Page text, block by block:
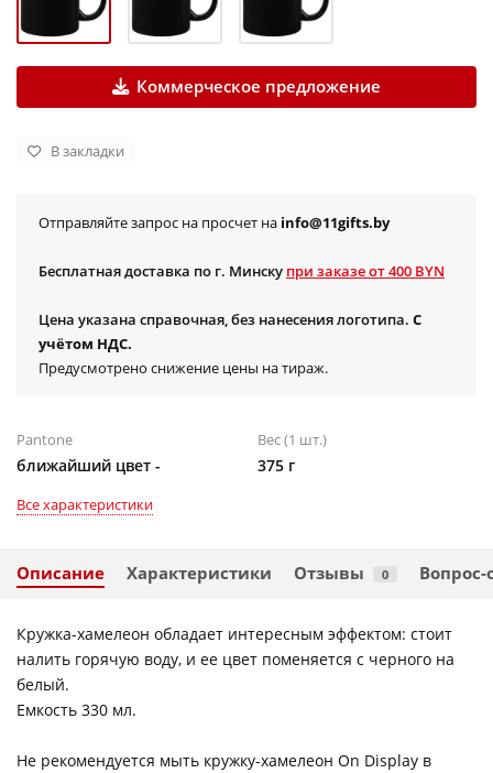
Коммерческое предложение
В закладки
Отправляйте запрос на просчет на info@11gifts.by
Бесплатная доставка по г. Минску при заказе от 400 BYN
Цена указана справочная, без нанесения логотипа. С
учётом НДС.
Предусмотрено снижение цены на тираж.
Pantone
ближайший цвет -
Вес (1 шт.)
375 г
Все характеристики
Описание Характеристики Отзывы 0 Вопрос-
Кружка-хамелеон обладает интересным эффектом: стоит
налить горячую воду, и ее цвет поменяется с черного на
белый.
Емкость 330 мл.
Не рекомендуется мыть кружку-хамелеон On Display в